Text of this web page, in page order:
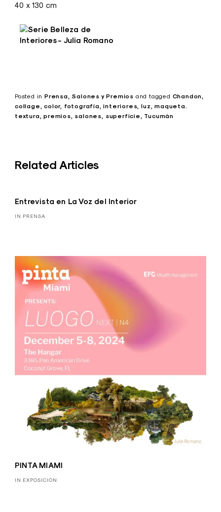
40 x 130 cm
Posted in Prensa Salones y Premios andtagged Chandon
collage color fotografía interiores luz maqueta.
textura premios salones superficie Tucumán
Related Articles
Entrevista en La Voz del Interior
IN PRENSA
PINTA MIAMI
IN EXPOSICIÓN